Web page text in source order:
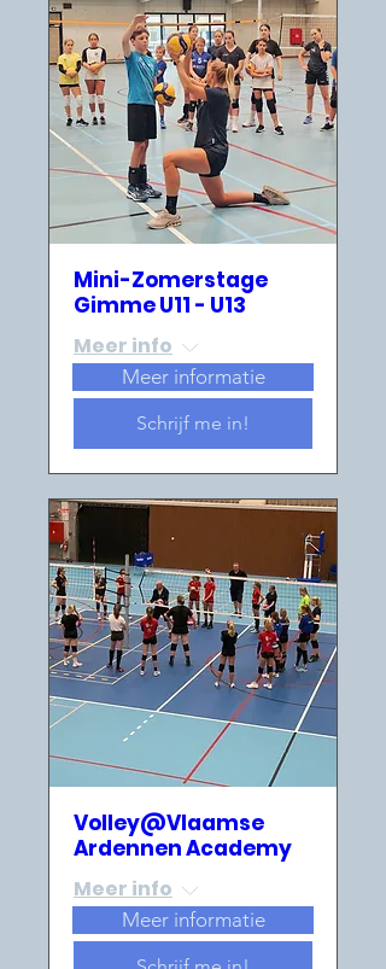
Mini-Zomerstage
Gimme U11 - U13
Meer info
Schrijf me in!
Volley@Vlaamse
Ardennen Academy
Meer info
Meer informatie
Meer informatie